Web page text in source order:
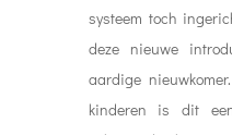
systeem toch
deze nieuwe
aardige
kinderen is dit